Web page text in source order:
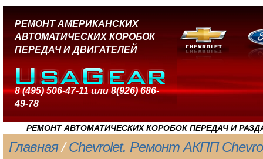
РЕМОНТ АМЕРИКАНСКИХ
АВТОМАТИЧЕСКИХ КОРОБОК
ПЕРЕДАЧ И ДВИГАТЕЛЕЙ
8 (495) 506-47-11 или 8(926) 686-
49-78
РЕМОНТ АВТОМАТИЧЕСКИХ КОРОБОК ПЕРЕДАЧ И
Главная/Chevrolet. Ремонт АКПП